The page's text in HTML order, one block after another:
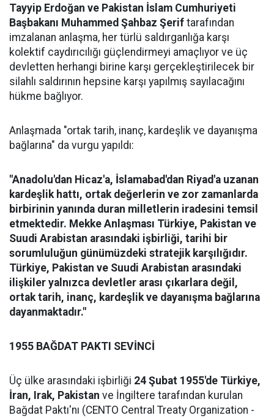
Tayyip Erdoğan ve Pakistan İslam Cumhuriyeti
Başbakanı Muhammed Şahbaz Şerif tarafından
imzalanan anlaşma, her türlü saldırganlığa karşı
kolektif caydırıcılığı güçlendirmeyi amaçlıyor ve üç
devletten herhangi birine karşı gerçekleştirilecek bir
silahlı saldırının hepsine karşı yapılmış sayılacağını
hükme bağlıyor.
Anlaşmada "ortak tarih, inanç, kardeşlik ve dayanışma
bağlarına" da vurgu yapıldı:
"Anadolu'dan Hicaz'a, İslamabad'dan Riyad'a uzanan
kardeşlik hattı, ortak değerlerin ve zor zamanlarda
birbirinin yanında duran milletlerin iradesini temsil
etmektedir. Mekke Anlaşması Türkiye, Pakistan ve
Suudi Arabistan arasındaki işbirliği, tarihi bir
sorumluluğun günümüzdeki stratejik karşılığıdır.
Türkiye, Pakistan ve Suudi Arabistan arasındaki
ilişkiler yalnızca devletler arası çıkarlara değil,
ortak tarih, inanç, kardeşlik ve dayanışma bağlarına
dayanmaktadır."
1955 BAĞDAT PAKTI SEVİNCİ
Üç ülke arasındaki işbirliği 24 Şubat 1955'de Türkiye,
İran, Irak, Pakistan ve İngiltere tarafından kurulan
Bağdat Paktı'nı (CENTO Central Treaty Organization -